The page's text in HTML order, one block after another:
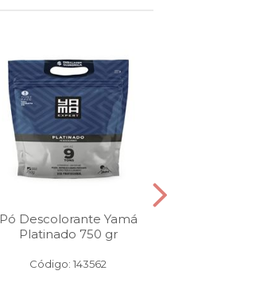
Pó Descolorante Yamá
Platinado 750 gr
Código: 143562